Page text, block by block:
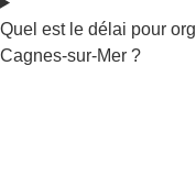
Quel est le délai pour
Cagnes-sur-Mer ?